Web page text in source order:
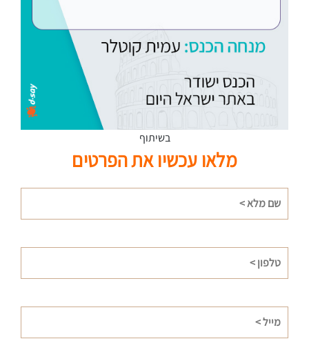
בשיתוף
מלאו עכשיו את הפרטים